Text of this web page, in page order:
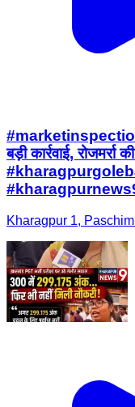
#marketinspection
बड़ी कार्रवाई,
Kharagpur 1,